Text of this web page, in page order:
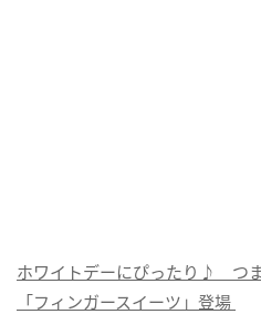
ホワイトデーにぴったり♪ つ
「フィンガースイーツ」登場